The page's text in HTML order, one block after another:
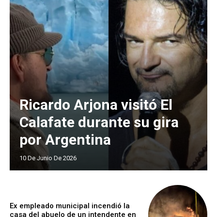
Ricardo Arjona visitó El
Calafate durante su gira
por Argentina
10 De Junio De 2026
Ex empleado municipal incendió la
casa del abuelo de un intendente en